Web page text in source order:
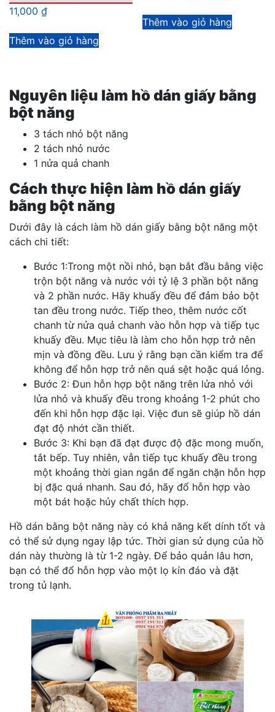
11,000 ₫
Thêm vào giỏ hàng
là:
tại
Thêm vào giỏ hàng
Nguyên liệu làm hồ dán giấy bằng
bột năng
3 tách nhỏ bột năng
2 tách nhỏ nước
1 nửa quả chanh
Cách thực hiện làm hồ dán giấy
bằng bột năng
Dưới đây là cách làm hồ dán giấy bằng bột năng một
cách chi tiết:
Bước 1:Trong một nồi nhỏ, bạn bắt đầu bằng việc
trộn bột năng và nước với tỷ lệ 3 phần bột năng
và 2 phần nước. Hãy khuấy đều để đảm bảo bột
tan đều trong nước. Tiếp theo, thêm nước cốt
chanh từ nửa quả chanh vào hỗn hợp và tiếp tục
khuấy đều. Mục tiêu là làm cho hỗn hợp trở nên
mịn và đồng đều. Lưu ý rằng bạn cần kiểm tra để
không để hỗn hợp trở nên quá sệt hoặc quá lỏng.
Bước 2: Đun hỗn hợp bột năng trên lửa nhỏ với
lửa nhỏ và khuấy đều trong khoảng 1-2 phút cho
đến khi hỗn hợp đặc lại. Việc đun sẽ giúp hồ dán
đạt độ nhớt cần thiết.
Bước 3: Khi bạn đã đạt được độ đặc mong muốn,
tắt bếp. Tuy nhiên, vẫn tiếp tục khuấy đều trong
một khoảng thời gian ngắn để ngăn chặn hỗn hợp
bị đặc quá nhanh. Sau đó, hãy đổ hỗn hợp vào
một bát hoặc hủy chất thích hợp.
Hồ dán bằng bột năng này có khả năng kết dính tốt và
có thể sử dụng ngay lập tức. Thời gian sử dụng của hồ
dán này thường là từ 1-2 ngày. Để bảo quản lâu hơn,
bạn có thể đổ hỗn hợp vào một lọ kín đáo và đặt
trong tủ lạnh.